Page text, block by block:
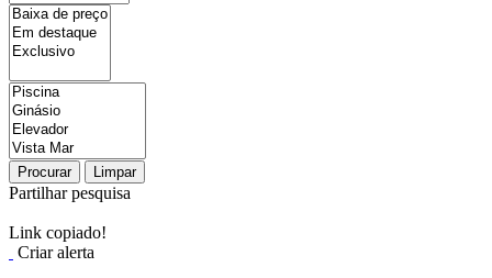
Procurar Limpar
Partilhar pesquisa
Link copiado!
Criar alerta